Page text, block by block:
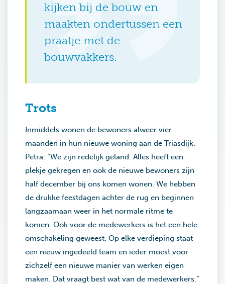
kijken bij de bouw en
maakten ondertussen een
praatje met de
bouwvakkers.
Trots
Inmiddels wonen de bewoners alweer vier
maanden in hun nieuwe woning aan de Triasdijk.
Petra: “We zijn redelijk geland. Alles heeft een
plekje gekregen en ook de nieuwe bewoners zijn
half december bij ons komen wonen. We hebben
de drukke feestdagen achter de rug en beginnen
langzaamaan weer in het normale ritme te
komen. Ook voor de medewerkers is het een hele
omschakeling geweest. Op elke verdieping staat
een nieuw ingedeeld team en ieder moest voor
zichzelf een nieuwe manier van werken eigen
maken. Dat vraagt best wat van de medewerkers.”